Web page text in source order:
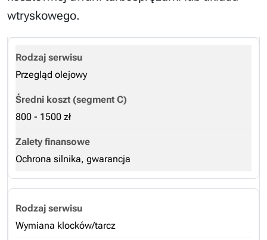
wtryskowego.
Przegląd olejowy
800 - 1500 zł
Ochrona silnika, gwarancja
Wymiana klocków/tarcz